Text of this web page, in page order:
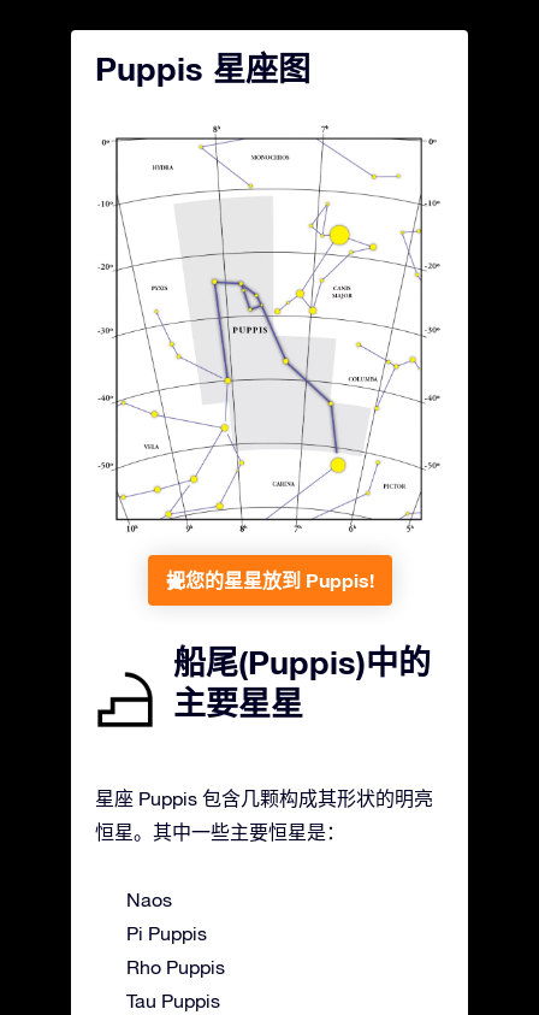
Puppis 星座图
把您的星星放到 Puppis!
船尾(Puppis)中的
主要星星
星座 Puppis 包含几颗构成其形状的明亮
恒星。其中一些主要恒星是：
Naos
Pi Puppis
Rho Puppis
Tau Puppis